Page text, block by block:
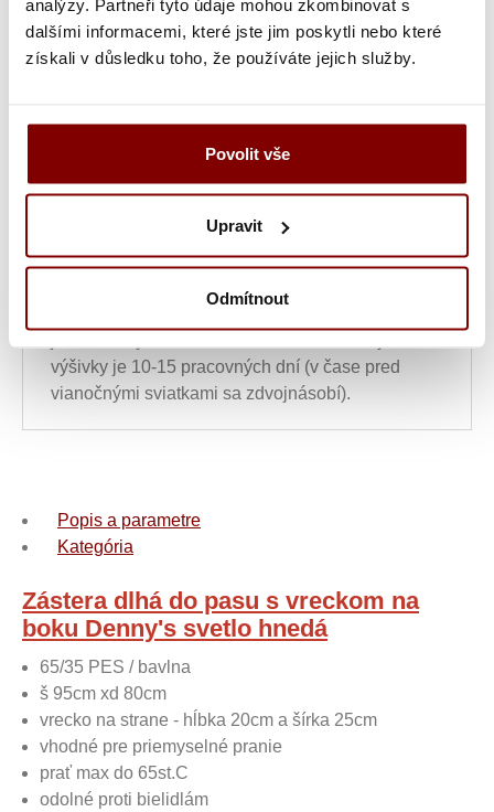
analýzy. Partneři tyto údaje mohou zkombinovat s
dalšími informacemi, které jste jim poskytli nebo které
získali v důsledku toho, že používáte jejich služby.
Povolit vše
Upravit
Odmítnout
Ukážka textu:
Vložiť do košíka s
výšivkou
výšivky je 10-15 pracovných dní (v čase pred
vianočnými sviatkami sa zdvojnásobí).
Popis a parametre
Kategória
Zástera dlhá do pasu s vreckom na
boku Denny's svetlo hnedá
65/35 PES / bavlna
š 95cm xd 80cm
vrecko na strane - hĺbka 20cm a šírka 25cm
vhodné pre priemyselné pranie
prať max do 65st.C
odolné proti bielidlám